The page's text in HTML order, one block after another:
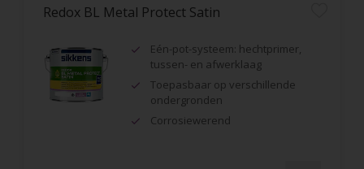
Redox BL Metal Protect Satin
Eén-pot-systeem: hechtprimer,
tussen- en afwerklaag
Toepasbaar op verschillende
ondergronden
Corrosiewerend